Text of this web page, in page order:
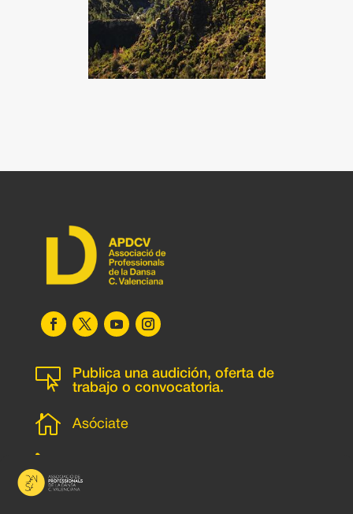

Publica una audición, oferta de
trabajo o convocatoria.
 Asóciate
l